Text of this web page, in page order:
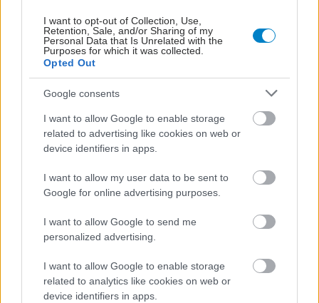
I want to opt-out of Collection, Use,
Retention, Sale, and/or Sharing of my
Personal Data that Is Unrelated with the
Purposes for which it was collected.
Opted Out
Google consents
I want to allow Google to enable storage
related to advertising like cookies on web or
device identifiers in apps.
I want to allow my user data to be sent to
Google for online advertising purposes.
I want to allow Google to send me
personalized advertising.
I want to allow Google to enable storage
related to analytics like cookies on web or
device identifiers in apps.
Οι αλλαγές στο σώμα που θεωρούνται φυσιολογικές
με το πέρασμα του χρόνου